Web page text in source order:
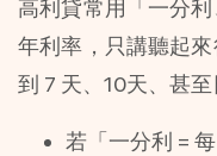
高利貸常用「一分
年利率，只講聽起
到 7 天、10天、甚至
若「一分利 =